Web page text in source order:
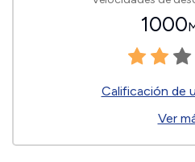
1000
Calificación de
Ver